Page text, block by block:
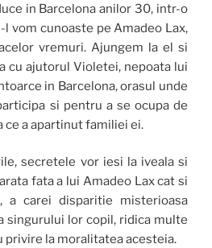
in Barcelona anilor 30, intr-o
vom cunoaste pe Amadeo Lax,
vremuri. Ajungem la el si
cu ajutorul Violetei, nepoata lui
in Barcelona, orasul unde
si pentru a se ocupa de
ce a apartinut familiei ei.
secretele vor iesi la iveala si
fata a lui Amadeo Lax cat si
a carei disparitie misterioasa
singurului lor copil, ridica multe
privire la moralitatea acesteia.